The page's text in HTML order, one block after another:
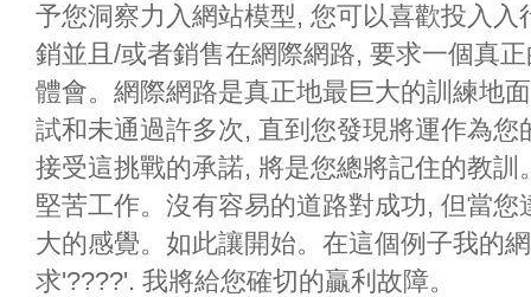
予您洞察力入網站模型, 您可以喜歡投入
銷並且/或者銷售在網際網路, 要求一個真
體會。網際網路是真正地最巨大的訓練地
試和未通過許多次, 直到您發現將運作為
接受這挑戰的承諾, 將是您總將記住的教
堅苦工作。沒有容易的道路對成功, 但當
大的感覺。如此讓開始。在這個例子我的
求'????'. 我將給您確切的贏利故障。